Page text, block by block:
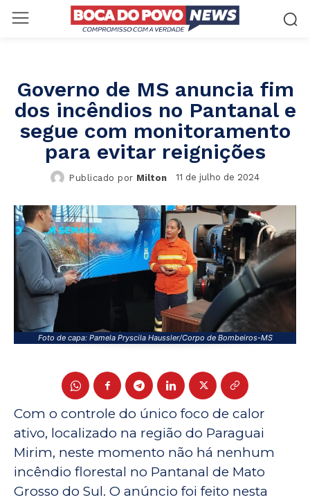
Governo de MS anuncia fim
dos incêndios no Pantanal e
segue com monitoramento
para evitar reignições
Publicado por Milton 11 de julho de 2024
Foto de capa: Pamela Pryscila Haussler/Corpo de Bombeiros-MS
Com o controle do único foco de calor
ativo, localizado na região do Paraguai
Mirim, neste momento não há nenhum
incêndio florestal no Pantanal de Mato
Grosso do Sul. O anúncio foi feito nesta